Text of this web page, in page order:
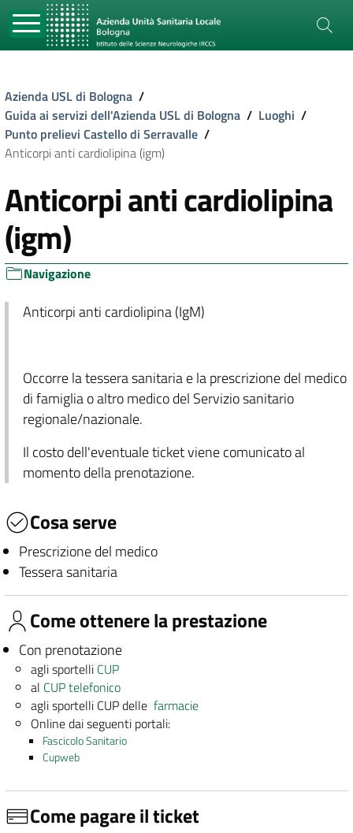
Azienda USL di Bologna /
Guida ai servizi dell'Azienda USL di Bologna / Luoghi /
Punto prelievi Castello di Serravalle /
Anticorpi anti cardiolipina (igm)
Anticorpi anti cardiolipina
(igm)
Navigazione
Anticorpi anti cardiolipina (IgM)
Occorre la tessera sanitaria e la prescrizione del medico
di famiglia o altro medico del Servizio sanitario
regionale/nazionale.
Il costo dell'eventuale ticket viene comunicato al
momento della prenotazione.
Cosa serve
Prescrizione del medico
Tessera sanitaria
Come ottenere la prestazione
Con prenotazione
agli sportelli CUP
al CUP telefonico
agli sportelli CUP dellefarmacie
Online dai seguenti portali:
Fascicolo Sanitario
Cupweb
Come pagare il ticket